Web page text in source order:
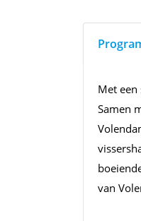
Met een
Samen
van